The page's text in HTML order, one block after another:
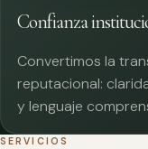
Confianza
Convertimos la
reputacional:
y lenguaje
SERVICIOS